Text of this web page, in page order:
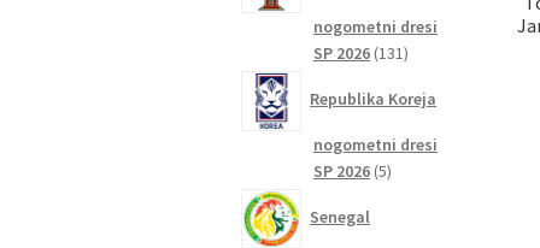
nogometni dresi
SP 2026 131131
Republika Koreja
nogometni dresi
SP 2026 55
Senegal